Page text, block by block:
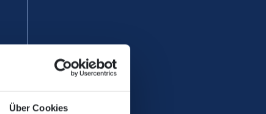
Über Cookies